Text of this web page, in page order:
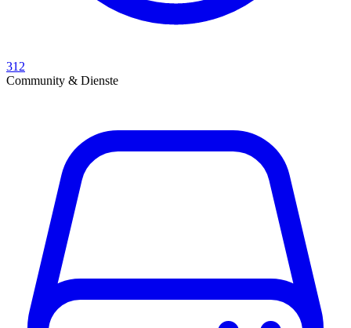
312
Community & Dienste